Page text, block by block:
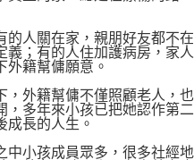
人關在家，親朋好友都不在
義；有的人住加護病房，家人
外籍幫傭願意。
外籍幫傭不僅照顧老人，也
，多年來小孩已把她認作第二
成長的人生。
小孩成員眾多，很多社經地